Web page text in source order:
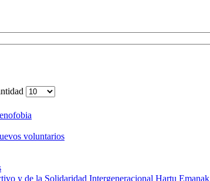
voluntarios
y de la Solidaridad Intergeneracional Hartu Emanak